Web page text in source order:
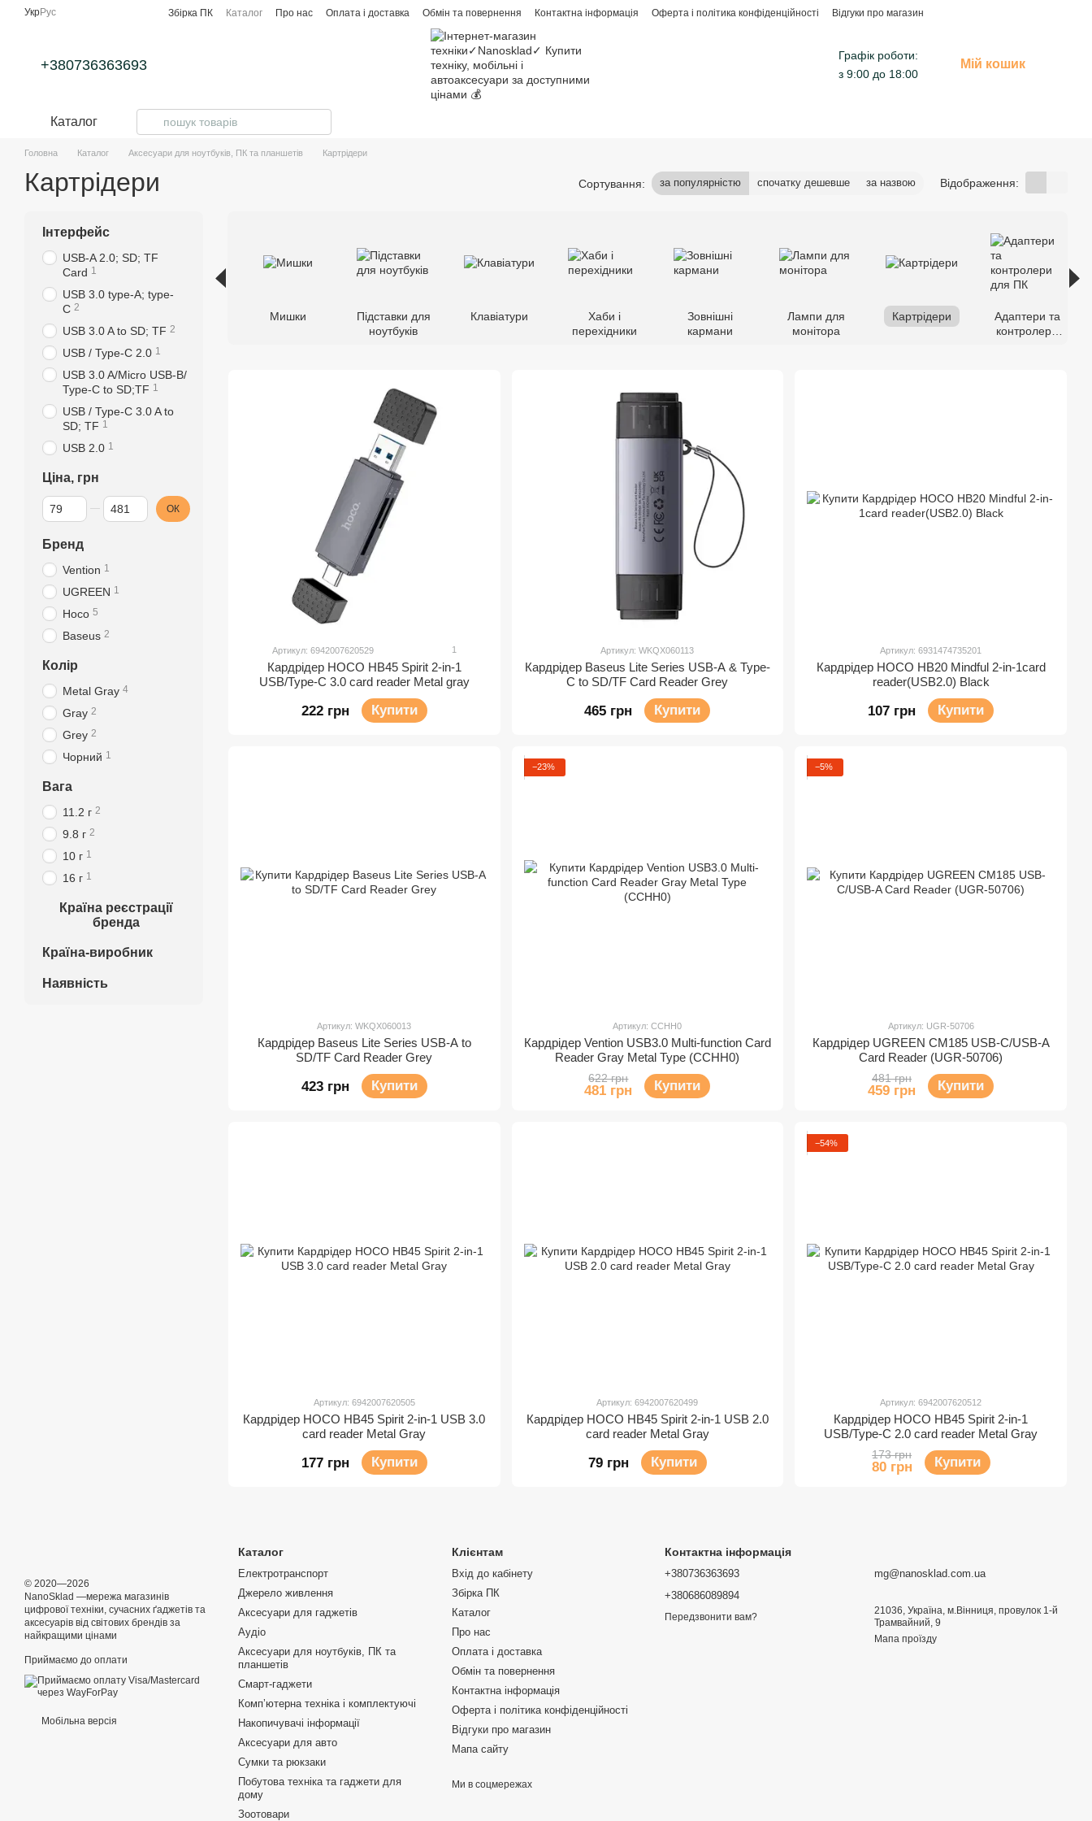
Перейти до основного контенту
УкрРус Збірка ПК Каталог Про нас Оплата і доставка Обмін та повернення Контактна інформація Оферта і політика конфіденційності Відгуки про магазин
+380736363693
Графік роботи:
з 9:00 до 18:00
Мій кошик
Каталог
Головна Каталог Аксесуари для ноутбуків, ПК та планшетів Картрідери
Картрідери Сортування: за популярністю спочатку дешевше за назвою Відображення:
Мишки
Підставки для
ноутбуків
Клавіатури
Хаби і
перехідники
Зовнішні
кармани
Лампи для
монітора
Картрідери
Адаптери та
контролери
Артикул: 6942007620529 1
Кардрідер HOCO HB45 Spirit 2-in-1
USB/Type-C 3.0 card reader Metal gray
222 грн Купити
Артикул: WKQX060113
Кардрідер Baseus Lite Series USB-A & Type-
C to SD/TF Card Reader Grey
465 грн Купити
Артикул: 6931474735201
Кардрідер HOCO HB20 Mindful 2-in-1card
reader(USB2.0) Black
107 грн Купити
Артикул: WKQX060013
Кардрідер Baseus Lite Series USB-A to
SD/TF Card Reader Grey
423 грн Купити
−23%
Артикул: CCHH0
Кардрідер Vention USB3.0 Multi-function Card
Reader Gray Metal Type (CCHH0)
622 грн
481 грн Купити
−5%
Артикул: UGR-50706
Кардрідер UGREEN CM185 USB-C/USB-A
Card Reader (UGR-50706)
481 грн
459 грн Купити
Артикул: 6942007620505
Кардрідер HOCO HB45 Spirit 2-in-1 USB 3.0
card reader Metal Gray
177 грн Купити
Артикул: 6942007620499
Кардрідер HOCO HB45 Spirit 2-in-1 USB 2.0
card reader Metal Gray
79 грн Купити
−54%
Артикул: 6942007620512
Кардрідер HOCO HB45 Spirit 2-in-1
USB/Type-C 2.0 card reader Metal Gray
173 грн
80 грн Купити
Інтерфейс
USB-A 2.0; SD; TF
Card 1
USB 3.0 type-A; type-
C 2
USB 3.0 A to SD; TF 2
USB / Type-C 2.0 1
USB 3.0 A/Micro USB-B/
Type-C to SD;TF 1
USB / Type-C 3.0 A to
SD; TF 1
USB 2.0 1
Ціна, грн
Від Ціна, грн
До Ціна, грн ОК
Бренд
Vention 1
UGREEN 1
Hoco 5
Baseus 2
Колір
Metal Gray 4
Gray 2
Grey 2
Чорний 1
Вага
11.2 г 2
9.8 г 2
10 г 1
16 г 1
Країна реєстрації
бренда
Країна-виробник
Наявність
© 2020—2026
NanoSklad —мережа магазинів
цифрової техніки, сучасних ґаджетів та
аксесуарів від світових брендів за
найкращими цінами
Приймаємо до оплати
Мобільна версія
Каталог
Електротранспорт
Джерело живлення
Аксесуари для гаджетів
Аудіо
Аксесуари для ноутбуків, ПК та
планшетів
Смарт-гаджети
Компʼютерна техніка і комплектуючі
Накопичувачі інформації
Аксесуари для авто
Сумки та рюкзаки
Побутова техніка та гаджети для
дому
Зоотовари
Клієнтам
Вхід до кабінету
Збірка ПК
Каталог
Про нас
Оплата і доставка
Обмін та повернення
Контактна інформація
Оферта і політика конфіденційності
Відгуки про магазин
Мапа сайту
Ми в соцмережах
Контактна інформація
+380736363693
+380686089894
Передзвонити вам?
mg@nanosklad.com.ua
21036, Україна, м.Вінниця, провулок 1-й
Трамвайний, 9
Мапа проїзду